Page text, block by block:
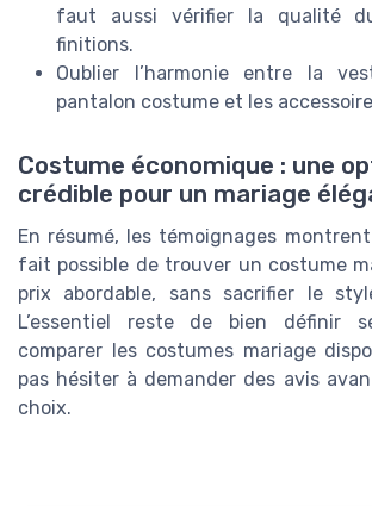
faut aussi vérifier la qualité
finitions.
Oublier l’harmonie entre la
pantalon costume et les
Costume économique : une
crédible pour un mariage
En résumé, les témoignages
fait possible de trouver un costume
prix abordable, sans sacrifier le
L’essentiel reste de bien définir
comparer les costumes mariage
pas hésiter à demander des avis
choix.